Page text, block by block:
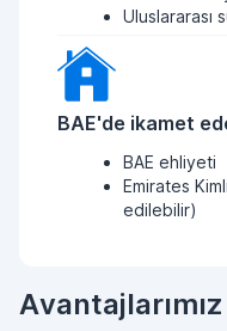
Uluslararası
BAE'de ikamet
BAE ehliyeti
Emirates
edilebilir)
Avantajlarımız